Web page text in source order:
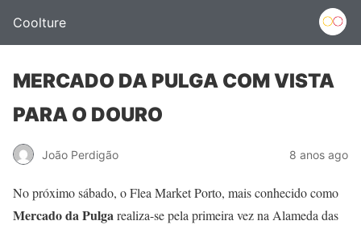
Coolture
MERCADO DA PULGA COM VISTA
PARA O DOURO
João Perdigão 8 anos ago
No próximo sábado, o Flea Market Porto, mais conhecido como
Mercado da Pulgarealiza-se pela primeira vez na Alameda das